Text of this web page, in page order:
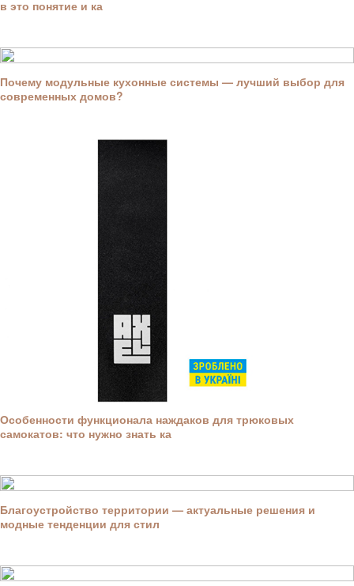
в это понятие и ка
Почему модульные кухонные системы — лучший выбор для
современных домов?
Особенности функционала наждаков для трюковых
самокатов: что нужно знать ка
Благоустройство территории — актуальные решения и
модные тенденции для стил